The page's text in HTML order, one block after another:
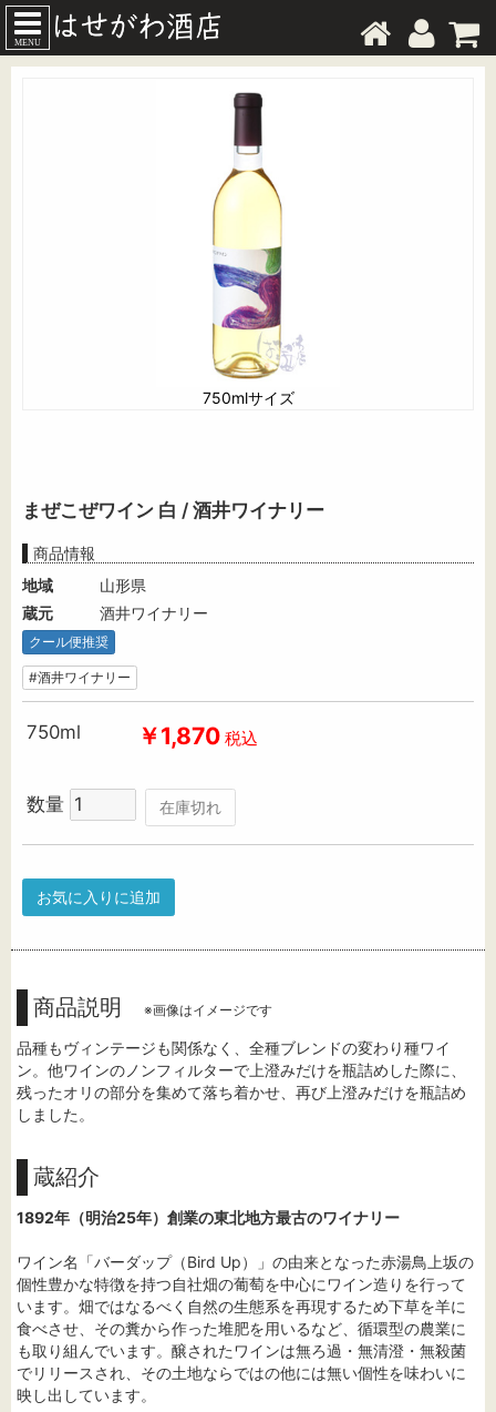
MENU
750mlサイズ
まぜこぜワイン 白 / 酒井ワイナリー
商品情報
地域
山形県
蔵元
酒井ワイナリー
クール便推奨
#酒井ワイナリー
750ml ￥1,870 税込
数量 在庫切れ
お気に入りに追加
商品説明 ※画像はイメージです
品種もヴィンテージも関係なく、全種ブレンドの変わり種ワイ
ン。他ワインのノンフィルターで上澄みだけを瓶詰めした際に、
残ったオリの部分を集めて落ち着かせ、再び上澄みだけを瓶詰め
しました。
蔵紹介
1892年（明治25年）創業の東北地方最古のワイナリー
ワイン名「バーダップ（Bird Up）」の由来となった赤湯鳥上坂の
個性豊かな特徴を持つ自社畑の葡萄を中心にワイン造りを行って
います。畑ではなるべく自然の生態系を再現するため下草を羊に
食べさせ、その糞から作った堆肥を用いるなど、循環型の農業に
も取り組んでいます。醸されたワインは無ろ過・無清澄・無殺菌
でリリースされ、その土地ならではの他には無い個性を味わいに
映し出しています。